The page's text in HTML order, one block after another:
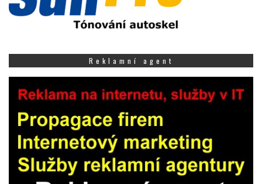
Reklamní agent